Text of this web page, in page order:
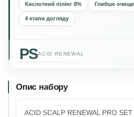
Кислотний пілінг 8% Глибше
4 етапи догляду
PSACID RENEWAL
Опис набору
ACID SCALP RENEWAL PRO